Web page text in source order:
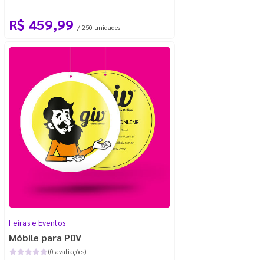
R$ 459,99 / 250 unidades
Feiras e Eventos
Móbile para PDV
(0 avaliações)